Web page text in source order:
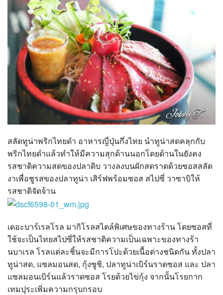
สลัดทูน่าพริกไทยดำ อาหารญี่ปุ่นกึ่งไทย นำทูน่าสดคลุกกับ
พริกไทยดำแล้วทำให้มีความสุกด้านนอกโดยด้านในยังคง
รสชาติความสดของปลาดิบ วางลงบนผักสดราดด้วยซอสสลัด
งาเพื่อชูรสของปลาทูน่า เสิร์ฟพร้อมซอส สไปซี่ วาซาบิให้
รสชาติจัดจ้าน
เดอะบาร์เรลโรล มากิโรลสไตล์พิเศษของทางร้าน โดยซอสที่
ใช้จะเป็นไทยสไปซี่ให้รสชาติความเป็นเฉพาะของทางร้า
นบาเรล โรลแต่ละชิ้นจะมีการโปะด้วยเนื้อต่างชนิดกัน ทั้งปลา
ทูน่าสด, แซลมอนสด, กุ้งซูชิ, ปลาทูน่าเบิร์นราดซอส และ ปลา
แซลมอนเบิร์นแล้วราดซอส โรยด้วยไข่กุ้ง จากนั้นโรยกาก
เทมปุระเพิ่มความกรุบกรอบ